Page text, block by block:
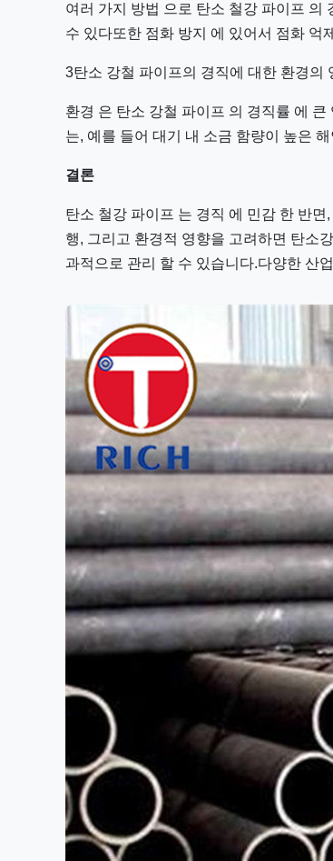
여러 가지 방법 으로 탄소 철강 파이프 의
수 있다또한 점화 방지 에 있어서 점화 억
3탄소 강철 파이프의 경직에 대한 환경의
환경 은 탄소 강철 파이프 의 경직률 에
는, 예를 들어 대기 내 소금 함량이 높은
결론
탄소 철강 파이프 는 경직 에 민감 한 반
행, 그리고 환경적 영향을 고려하면 탄소
과적으로 관리 할 수 있습니다.다양한 산